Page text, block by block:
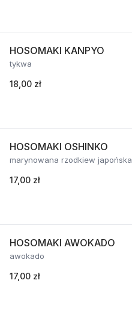
HOSOMAKI KANPYO
tykwa
18,00 zł
HOSOMAKI OSHINKO
marynowana rzodkiew japońska
17,00 zł
HOSOMAKI AWOKADO
awokado
17,00 zł